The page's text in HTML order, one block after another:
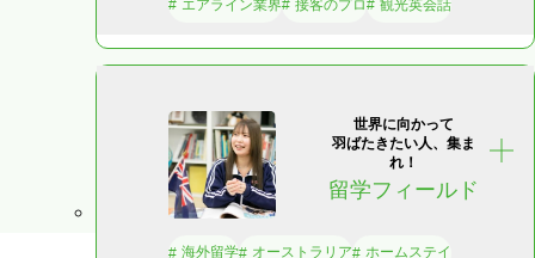
エアライン業界 接客のプロ 観光英会話
世界に向かって
羽ばたきたい人、集ま
れ！
留学フィールド
海外留学 オーストラリア ホームステイ